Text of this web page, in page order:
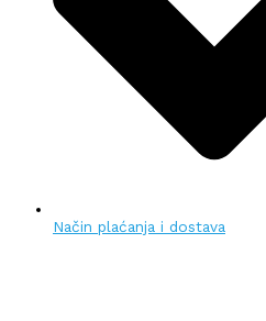
Način plaćanja i dostava